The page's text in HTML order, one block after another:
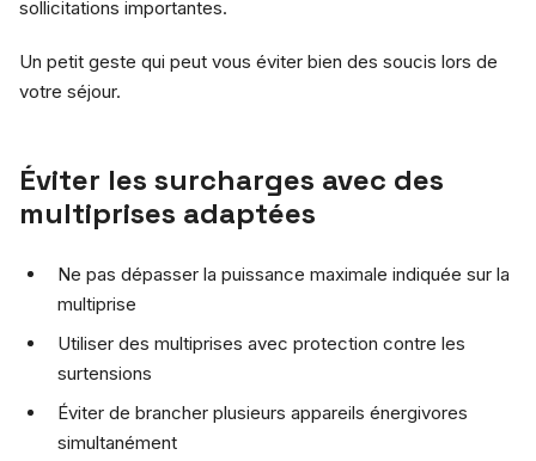
sollicitations importantes.
Un petit geste qui peut vous éviter bien des soucis lors de
votre séjour.
Éviter les surcharges avec des
multiprises adaptées
Ne pas dépasser la puissance maximale indiquée sur la
multiprise
Utiliser des multiprises avec protection contre les
surtensions
Éviter de brancher plusieurs appareils énergivores
simultanément